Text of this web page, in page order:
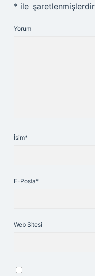
* ile işaretlenmişlerdir
Yorum
İsim*
E-Posta*
Web Sitesi